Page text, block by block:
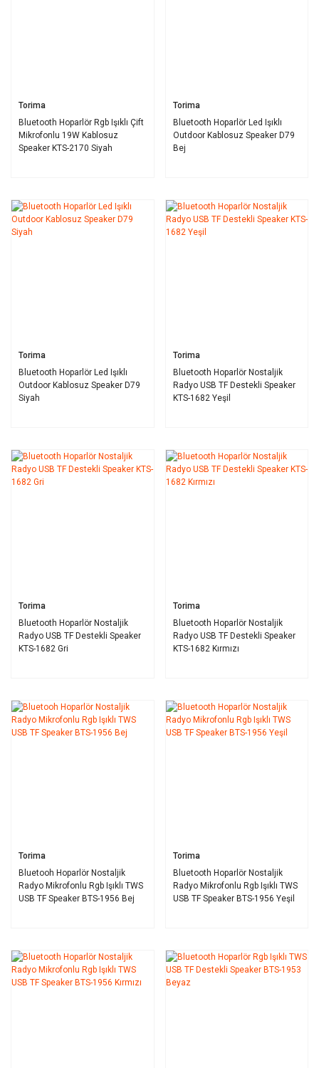
Torima
Bluetooth Hoparlör Rgb Işıklı Çift
Mikrofonlu 19W Kablosuz
Speaker KTS-2170 Siyah
Torima
Bluetooth Hoparlör Led Işıklı
Outdoor Kablosuz Speaker D79
Bej
Torima
Bluetooth Hoparlör Led Işıklı
Outdoor Kablosuz Speaker D79
Siyah
Torima
Bluetooth Hoparlör Nostaljik
Radyo USB TF Destekli Speaker
KTS-1682 Yeşil
Torima
Bluetooth Hoparlör Nostaljik
Radyo USB TF Destekli Speaker
KTS-1682 Gri
Torima
Bluetooth Hoparlör Nostaljik
Radyo USB TF Destekli Speaker
KTS-1682 Kırmızı
Torima
Bluetooh Hoparlör Nostaljik
Radyo Mikrofonlu Rgb Işıklı TWS
USB TF Speaker BTS-1956 Bej
Torima
Bluetooth Hoparlör Nostaljik
Radyo Mikrofonlu Rgb Işıklı TWS
USB TF Speaker BTS-1956 Yeşil